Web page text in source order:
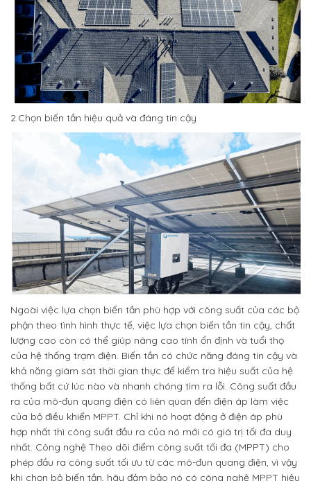
2.Chọn biến tần hiệu quả và đáng tin cậy
Ngoài việc lựa chọn biến tần phù hợp với công suất của các bộ
phận theo tình hình thực tế, việc lựa chọn biến tần tin cậy, chất
lượng cao còn có thể giúp nâng cao tính ổn định và tuổi thọ
của hệ thống trạm điện. Biến tần có chức năng đáng tin cậy và
khả năng giám sát thời gian thực để kiểm tra hiệu suất của hệ
thống bất cứ lúc nào và nhanh chóng tìm ra lỗi. Công suất đầu
ra của mô-đun quang điện có liên quan đến điện áp làm việc
của bộ điều khiển MPPT. Chỉ khi nó hoạt động ở điện áp phù
hợp nhất thì công suất đầu ra của nó mới có giá trị tối đa duy
nhất. Công nghệ Theo dõi điểm công suất tối đa (MPPT) cho
phép đầu ra công suất tối ưu từ các mô-đun quang điện, vì vậy
khi chọn bộ biến tần, hãy đảm bảo nó có công nghệ MPPT hiệu